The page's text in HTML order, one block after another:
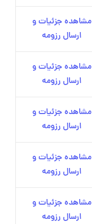
مشاهده جزئیات و
ارسال رزومه
مشاهده جزئیات و
ارسال رزومه
مشاهده جزئیات و
ارسال رزومه
مشاهده جزئیات و
ارسال رزومه
مشاهده جزئیات و
ارسال رزومه